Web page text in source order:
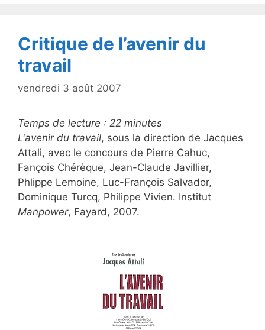
Critique de l’avenir du
travail
vendredi 3 août 2007
Temps de lecture : 22 minutes
L'avenir du travail, sous la direction de Jacques
Attali, avec le concours de Pierre Cahuc,
Fançois Chérèque, Jean-Claude Javillier,
Phlippe Lemoine, Luc-François Salvador,
Dominique Turcq, Philippe Vivien. Institut
Manpower, Fayard, 2007.